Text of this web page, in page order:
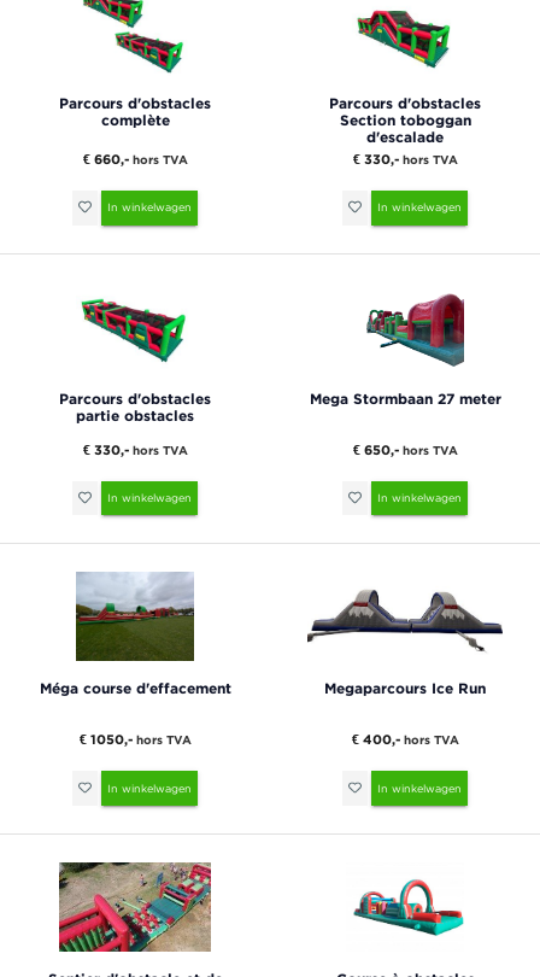
Parcours d'obstacles
complète
€ 660,- hors TVA
In winkelwagen
Parcours d'obstacles
Section toboggan
d'escalade
€ 330,- hors TVA
In winkelwagen
Parcours d'obstacles
partie obstacles
€ 330,- hors TVA
In winkelwagen
Mega Stormbaan 27 meter
€ 650,- hors TVA
In winkelwagen
Méga course d'effacement
€ 1050,- hors TVA
In winkelwagen
Megaparcours Ice Run
€ 400,- hors TVA
In winkelwagen